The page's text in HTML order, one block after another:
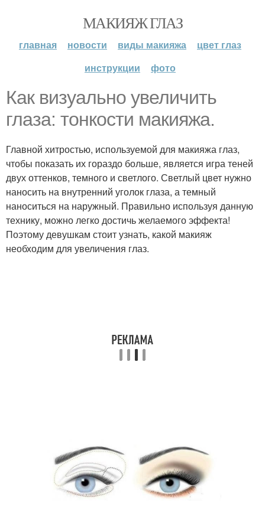
МАКИЯЖ ГЛАЗ
главная новости виды макияжа
цвет глаз
инструкции
фото
Как визуально увеличить
глаза: тонкости макияжа.
Главной хитростью, используемой для макияжа глаз,
чтобы показать их гораздо больше, является игра теней
двух оттенков, темного и светлого. Светлый цвет нужно
наносить на внутренний уголок глаза, а темный
наноситься на наружный. Правильно используя данную
технику, можно легко достичь желаемого эффекта!
Поэтому девушкам стоит узнать, какой макияж
необходим для увеличения глаз.